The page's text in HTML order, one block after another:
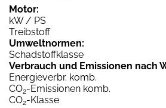
Motor:
kW / PS
Treibstoff
Umweltnormen:
Schadstoffklasse
Verbrauch und Emissionen nach
Energieverbr. komb.
CO2-Emissionen komb.
CO2-Klasse